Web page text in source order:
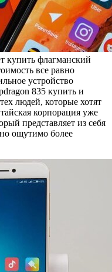
купить флагманский
все равно
устройство
835 купить и
людей, которые хотят
корпорация уже
представляет из себя
ощутимо более